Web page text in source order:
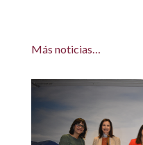
Más noticias…